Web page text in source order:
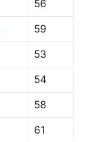
56
59
53
54
58
61